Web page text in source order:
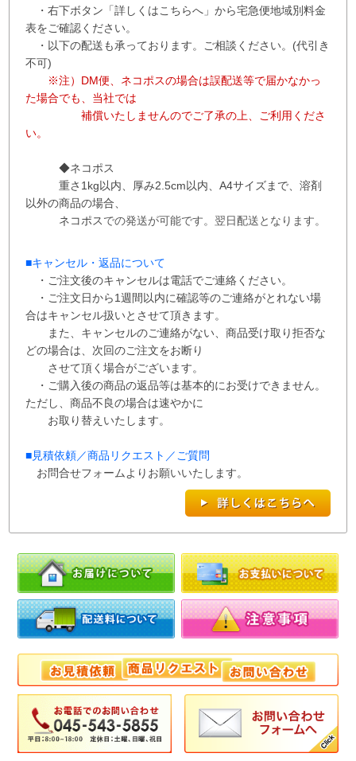
・右下ボタン 「詳しくはこちらへ」から宅急便地域別料金
表をご確認ください。
・以下の配送も承っております。ご相談ください。(代引き
不可)
※注）DM便、ネコポスの場合は誤配送等で届かなかっ
た場合でも、当社では
補償いたしませんのでご了承の上、ご利用くださ
い。
◆ネコポス
重さ1kg以内、
厚み2.5cm以内、A4サイズまで、溶剤
以外の商品の場合、
ネコポスでの発送が可能です。 翌日配送となります。
■キャンセル・返品について
・ご注文後のキャンセルは電話でご連絡ください。
・ご注文日から1週間以内に確認等のご連絡がとれない場
合はキャンセル扱いとさせて頂き ます。
また、 キャンセルのご連絡がない、商品受け取り拒否な
どの場合は、次回のご注文をお断り
させて頂く場合がございます。
・ご購入後の商品の返品等は基本的にお受けできません。
ただし、商品不良の場合は速やかに
お取り替えいたします。
■見積依頼／商品リクエスト／ご質問
お問合せフォームよりお願いいたします。